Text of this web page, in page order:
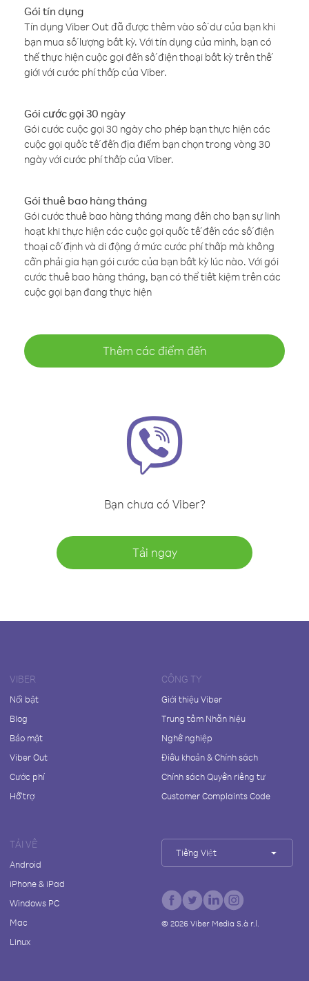
Gói tín dụng
Tín dụng Viber Out đã được thêm vào số dư của bạn khi
bạn mua số lượng bất kỳ. Với tín dụng của mình, bạn có
thể thực hiện cuộc gọi đến số điện thoại bất kỳ trên thế
giới với cước phí thấp của Viber.
Gói cước gọi 30 ngày
Gói cước cuộc gọi 30 ngày cho phép bạn thực hiện các
cuộc gọi quốc tế đến địa điểm bạn chọn trong vòng 30
ngày với cước phí thấp của Viber.
Gói thuê bao hàng tháng
Gói cước thuê bao hàng tháng mang đến cho bạn sự linh
hoạt khi thực hiện các cuộc gọi quốc tế đến các số điện
thoại cố định và di động ở mức cước phí thấp mà không
cần phải gia hạn gói cước của bạn bất kỳ lúc nào. Với gói
cước thuê bao hàng tháng, bạn có thể tiết kiệm trên các
cuộc gọi bạn đang thực hiện
Thêm các điểm đến
Bạn chưa có Viber?
Tải ngay
VIBER
Nổi bật
Blog
Bảo mật
Viber Out
Cước phí
Hỗ trợ
CÔNG TY
Giới thiệu Viber
Trung tâm Nhãn hiệu
Nghề nghiệp
Điều khoản & Chính sách
Chính sách Quyền riêng tư
Customer Complaints Code
TẢI VỀ
Android
iPhone & iPad
Windows PC
Mac
Linux
Tiếng Việt
© 2026Viber Media S.à r.l.